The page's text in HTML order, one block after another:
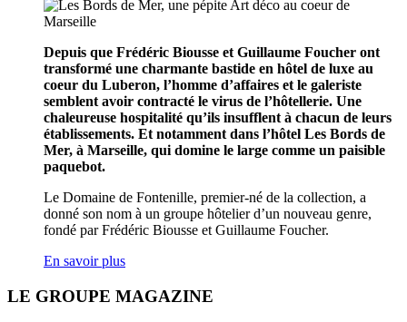
Depuis que Frédéric Biousse et Guillaume Foucher ont
transformé une charmante bastide en hôtel de luxe au
coeur du Luberon, l’homme d’affaires et le galeriste
semblent avoir contracté le virus de l’hôtellerie. Une
chaleureuse hospitalité qu’ils insufflent à chacun de leurs
établissements. Et notamment dans l’hôtel Les Bords de
Mer, à Marseille, qui domine le large comme un paisible
paquebot.
Le Domaine de Fontenille, premier-né de la collection, a
donné son nom à un groupe hôtelier d’un nouveau genre,
fondé par Frédéric Biousse et Guillaume Foucher.
En savoir plus
LE GROUPE MAGAZINE